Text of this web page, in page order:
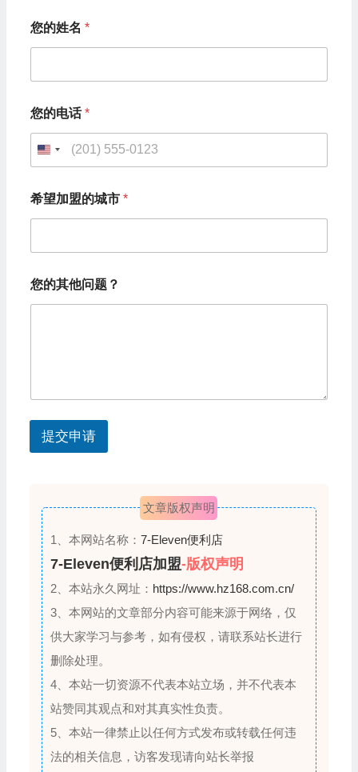
的
其
？
*
希
望
加
的
您的姓名 *
您的电话*
U
i
e
d
e
s
+
希望加盟的城市 *
您的其他问题？
提交申请
文章版权声明
1、本网站名称： 7-Eleven便利店
7-Eleven便利店加盟-版权声明
2、本站永久网址： https://www.hz168.com.cn/
3、本网站的文章部分内容可能来源于网络，仅
供大家学习与参考，如有侵权，请联系站长进行
删除处理。
4、本站一切资源不代表本站立场，并不代表本
站赞同其观点和对其真实性负责。
5、本站一律禁止以任何方式发布或转载任何违
法的相关信息，访客发现请向站长举报